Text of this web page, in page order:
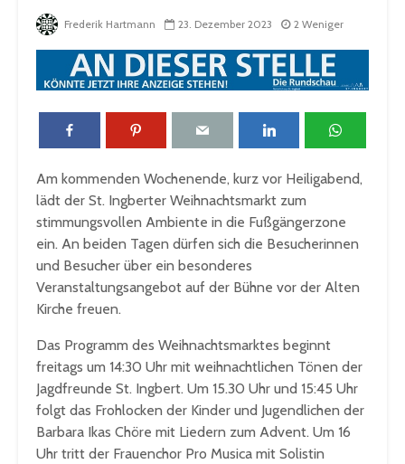
Frederik Hartmann 23. Dezember 2023 2 Weniger
Am kommenden Wochenende, kurz vor Heiligabend,
lädt der St. Ingberter Weihnachtsmarkt zum
stimmungsvollen Ambiente in die Fußgängerzone
ein. An beiden Tagen dürfen sich die Besucherinnen
und Besucher über ein besonderes
Veranstaltungsangebot auf der Bühne vor der Alten
Kirche freuen.
Das Programm des Weihnachtsmarktes beginnt
freitags um 14:30 Uhr mit weihnachtlichen Tönen der
Jagdfreunde St. Ingbert. Um 15.30 Uhr und 15:45 Uhr
folgt das Frohlocken der Kinder und Jugendlichen der
Barbara Ikas Chöre mit Liedern zum Advent. Um 16
Uhr tritt der Frauenchor Pro Musica mit Solistin